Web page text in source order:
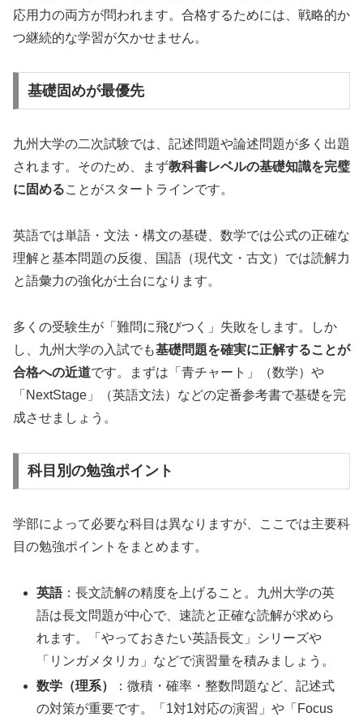
応用力の両方が問われます。合格するためには、戦略的か
つ継続的な学習が欠かせません。
基礎固めが最優先
九州大学の二次試験では、記述問題や論述問題が多く出題
されます。そのため、まず教科書レベルの基礎知識を完璧
に固めることがスタートラインです。
英語では単語・文法・構文の基礎、数学では公式の正確な
理解と基本問題の反復、国語（現代文・古文）では読解力
と語彙力の強化が土台になります。
多くの受験生が「難問に飛びつく」失敗をします。しか
し、九州大学の入試でも基礎問題を確実に正解することが
合格への近道です。まずは「青チャート」（数学）や
「NextStage」（英語文法）などの定番参考書で基礎を完
成させましょう。
科目別の勉強ポイント
学部によって必要な科目は異なりますが、ここでは主要科
目の勉強ポイントをまとめます。
英語：長文読解の精度を上げること。九州大学の英
語は長文問題が中心で、速読と正確な読解が求めら
れます。「やっておきたい英語長文」シリーズや
「リンガメタリカ」などで演習量を積みましょう。
数学（理系）
：微積・確率・整数問題など、記述式
の対策が重要です。「1対1対応の演習」や「Focus